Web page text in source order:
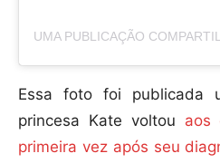
Essa foto foi publicada
princesa Kate voltou aos
primeira vez após seu